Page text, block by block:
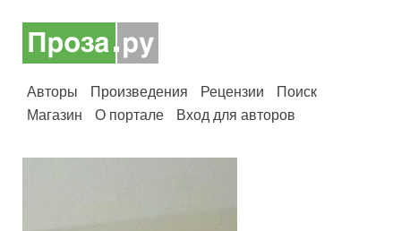
Авторы Произведения Рецензии
Поиск
Магазин
О портале Вход для авторов